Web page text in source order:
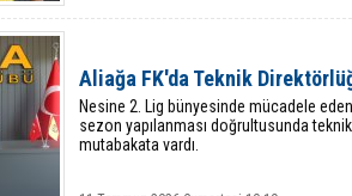
Aliağa FK'da Teknik
Nesine 2. Lig bünyesinde mücadele
sezon yapılanması doğrultusunda
mutabakata vardı.